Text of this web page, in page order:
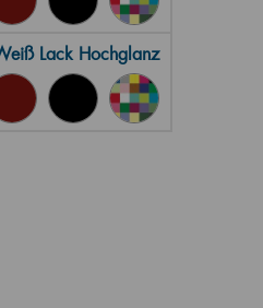
Lack Hochglanz